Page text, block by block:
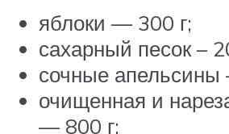
яблоки — 300 г;
сахарный песок –
сочные
очищенная и
— 800 г;